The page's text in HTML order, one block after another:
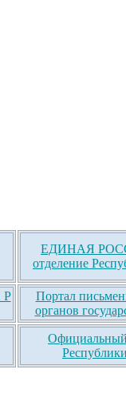
ЕДИНАЯ
отделение
Р
Портал
органов
Официальный